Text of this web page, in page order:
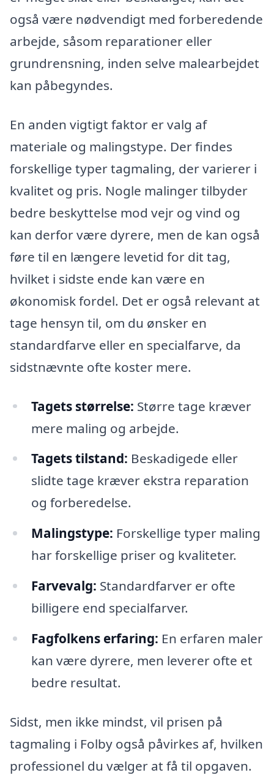
også være nødvendigt med forberedende
arbejde, såsom reparationer eller
grundrensning, inden selve malearbejdet
kan påbegyndes.
En anden vigtigt faktor er valg af
materiale og malingstype. Der findes
forskellige typer tagmaling, der varierer i
kvalitet og pris. Nogle malinger tilbyder
bedre beskyttelse mod vejr og vind og
kan derfor være dyrere, men de kan også
føre til en længere levetid for dit tag,
hvilket i sidste ende kan være en
økonomisk fordel. Det er også relevant at
tage hensyn til, om du ønsker en
standardfarve eller en specialfarve, da
sidstnævnte ofte koster mere.
Tagets størrelse: Større tage kræver
mere maling og arbejde.
Tagets tilstand: Beskadigede eller
slidte tage kræver ekstra reparation
og forberedelse.
Malingstype: Forskellige typer maling
har forskellige priser og kvaliteter.
Farvevalg: Standardfarver er ofte
billigere end specialfarver.
Fagfolkens erfaring: En erfaren maler
kan være dyrere, men leverer ofte et
bedre resultat.
Sidst, men ikke mindst, vil prisen på
tagmaling i Folby også påvirkes af, hvilken
professionel du vælger at få til opgaven.